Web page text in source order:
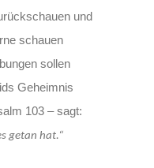
und
schauen
sollen
Geheimnis
103 – sagt:
getan hat.“